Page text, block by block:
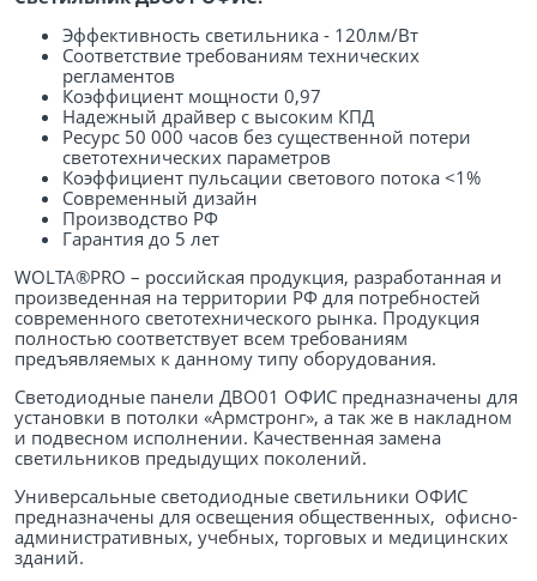
Эффективность светильника - 120лм/Вт
Соответствие требованиям технических
регламентов
Коэффициент мощности 0,97
Надежный драйвер с высоким КПД
Ресурс 50 000 часов без существенной потери
светотехнических параметров
Коэффициент пульсации светового потока <1%
Современный дизайн
Производство РФ
Гарантия до 5 лет
WOLTA®PRO – российская продукция, разработанная и
произведенная на территории РФ для потребностей
современного светотехнического рынка. Продукция
полностью соответствует всем требованиям
предъявляемых к данному типу оборудования.
Светодиодные панели ДВО01 ОФИС предназначены для
установки в потолки «Армстронг», а так же в накладном
и подвесном исполнении. Качественная замена
светильников предыдущих поколений.
Универсальные светодиодные светильники ОФИС
предназначены для освещения общественных, офисно-
административных, учебных, торговых и медицинских
зданий.